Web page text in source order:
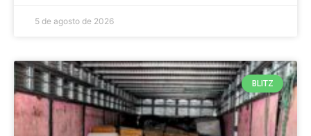
5 de agosto de 2026
BLITZ